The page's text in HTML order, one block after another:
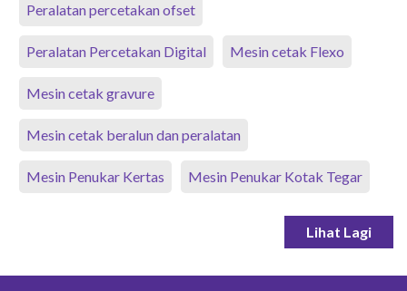
Peralatan percetakan ofset
Peralatan Percetakan Digital Mesin cetak Flexo
Mesin cetak gravure
Mesin cetak beralun dan peralatan
Mesin Penukar Kertas Mesin Penukar Kotak Tegar
Lihat Lagi